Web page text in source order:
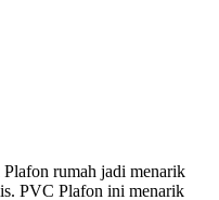
Plafon rumah jadi menarik
PVC Plafon ini menarik